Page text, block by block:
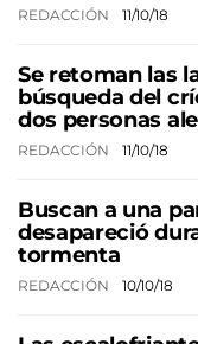
REDACCIÓN 11/10/18
Se retoman las
búsqueda del
dos personas
REDACCIÓN 11/10/18
Buscan a una
desapareció
tormenta
REDACCIÓN 10/10/18